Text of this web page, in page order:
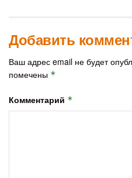
Добавить
Ваш адрес email не будет
помечены *
Комментарий *